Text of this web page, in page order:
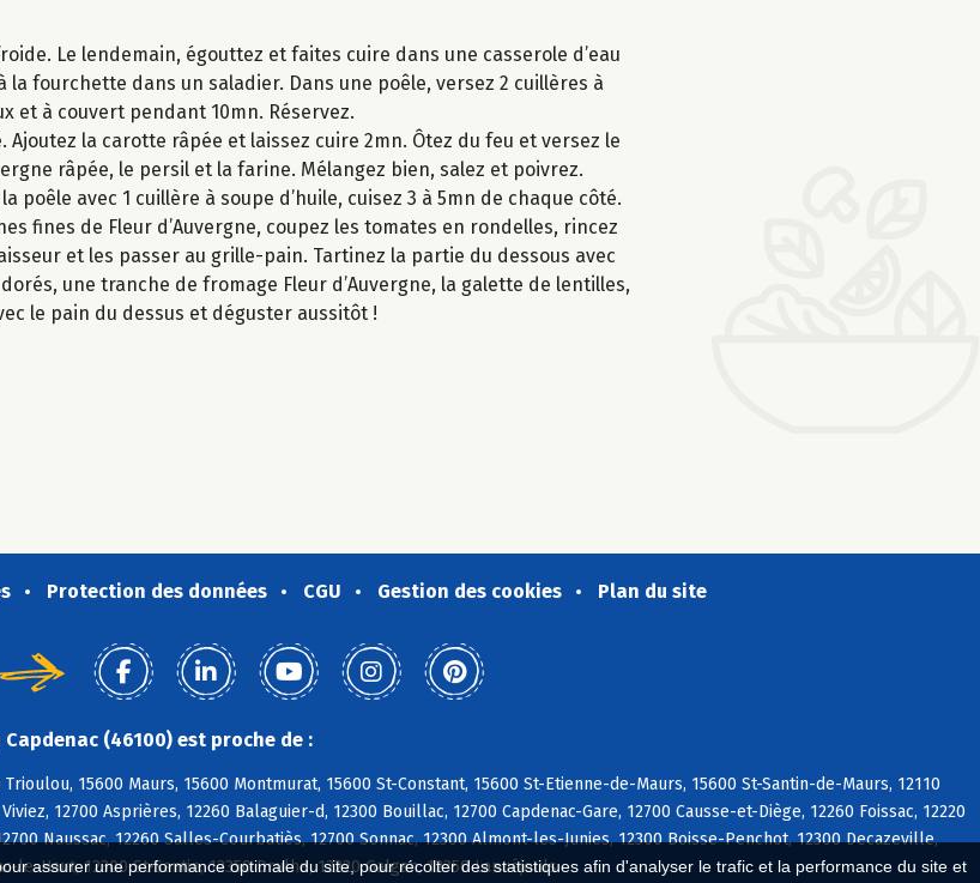
assurer une performance optimale du site, pour récolter des statistiques afin d'analyser le trafic et la performance du site et
Le lendemain, égouttez et faites cuire dans une casserole d’eau
fourchette dans un saladier. Dans une poêle, versez 2 cuillères à
et à couvert pendant 10mn. Réservez.
la carotte râpée et laissez cuire 2mn. Ôtez du feu et versez le
râpée, le persil et la farine. Mélangez bien, salez et poivrez.
avec 1 cuillère à soupe d’huile, cuisez 3 à 5mn de chaque côté.
fines de Fleur d’Auvergne, coupez les tomates en rondelles, rincez
et les passer au grille-pain. Tartinez la partie du dessous avec
une tranche de fromage Fleur d’Auvergne, la galette de lentilles,
le pain du dessus et déguster aussitôt !
Protection des données CGU Gestion des cookies Plan du site
(46100) est proche de :
15600 Maurs, 15600 Montmurat, 15600 St-Constant, 15600 St-Etienne-de-Maurs, 15600 St-Santin-de-Maurs, 12110
12700 Asprières, 12260 Balaguier-d, 12300 Bouillac, 12700 Capdenac-Gare, 12700 Causse-et-Diège, 12260 Foissac, 12220
Naussac, 12260 Salles-Courbatiès, 12700 Sonnac, 12300 Almont-les-Junies, 12300 Boisse-Penchot, 12300 Decazeville,
le-Haut, 12300 St-Santin, 12350 Drulhe, 12220 Galgan, 12350 Lanuéjouls